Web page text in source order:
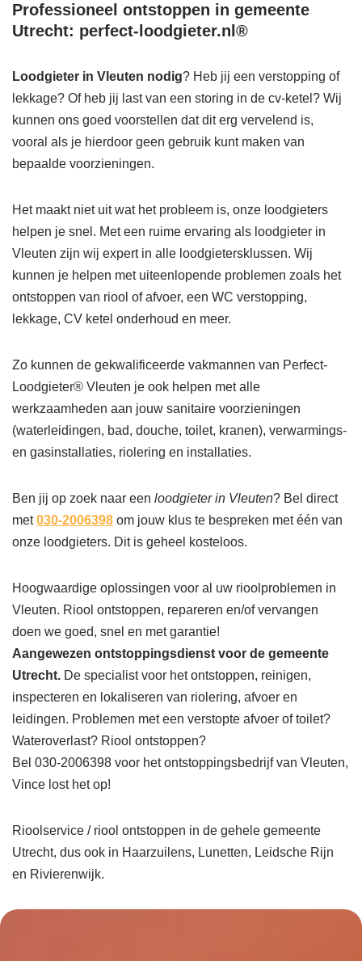
Professioneel ontstoppen in gemeente
Utrecht: perfect-loodgieter.nl®
Loodgieter in Vleuten nodig? Heb jij een verstopping of
lekkage? Of heb jij last van een storing in de cv-ketel? Wij
kunnen ons goed voorstellen dat dit erg vervelend is,
vooral als je hierdoor geen gebruik kunt maken van
bepaalde voorzieningen.
Het maakt niet uit wat het probleem is, onze loodgieters
helpen je snel. Met een ruime ervaring als loodgieter in
Vleuten zijn wij expert in alle loodgietersklussen. Wij
kunnen je helpen met uiteenlopende problemen zoals het
ontstoppen van riool of afvoer, een WC verstopping,
lekkage, CV ketel onderhoud en meer.
Zo kunnen de gekwalificeerde vakmannen van Perfect-
Loodgieter® Vleuten je ook helpen met alle
werkzaamheden aan jouw sanitaire voorzieningen
(waterleidingen, bad, douche, toilet, kranen), verwarmings-
en gasinstallaties, riolering en installaties.
Ben jij op zoek naar een loodgieter in Vleuten? Bel direct
met030-2006398 om jouw klus te bespreken met één van
onze loodgieters. Dit is geheel kosteloos.
Hoogwaardige oplossingen voor al uw rioolproblemen in
Vleuten. Riool ontstoppen, repareren en/of vervangen
doen we goed, snel en met garantie!
Aangewezen ontstoppingsdienst voor de gemeente
Utrecht. De specialist voor het ontstoppen, reinigen,
inspecteren en lokaliseren van riolering, afvoer en
leidingen. Problemen met een verstopte afvoer of toilet?
Wateroverlast? Riool ontstoppen?
Bel 030-2006398 voor het ontstoppingsbedrijf van Vleuten,
Vince lost het op!
Rioolservice / riool ontstoppen in de gehele gemeente
Utrecht, dus ook in Haarzuilens, Lunetten, Leidsche Rijn
en Rivierenwijk.